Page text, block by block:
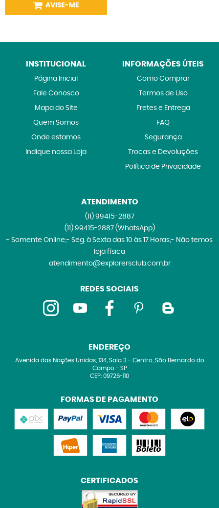
AVISE-ME
INSTITUCIONAL
Página Inicial
Fale Conosco
Mapa do Site
Quem Somos
Onde estamos
Indique nossa Loja
INFORMAÇÕES ÚTEIS
Como Comprar
Termos de Uso
Fretes e Entrega
FAQ
Segurança
Trocas e Devoluções
Política de Privacidade
ATENDIMENTO
(11)99415-2887
(11)99415-2887 (WhatsApp)
- Somente Online;- Seg. à Sexta das 10 às 17 Horas;- Não temos
loja física
atendimento@explorersclub.com.br
REDES SOCIAIS
ENDEREÇO
Avenida das Nações Unidas, 134, Sala 3- Centro, São Bernardo do
Campo- SP
CEP: 09726-110
FORMAS DE PAGAMENTO
CERTIFICADOS